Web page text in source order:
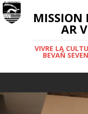
MISSION
AR
VIVRE LA
BEVAÑ